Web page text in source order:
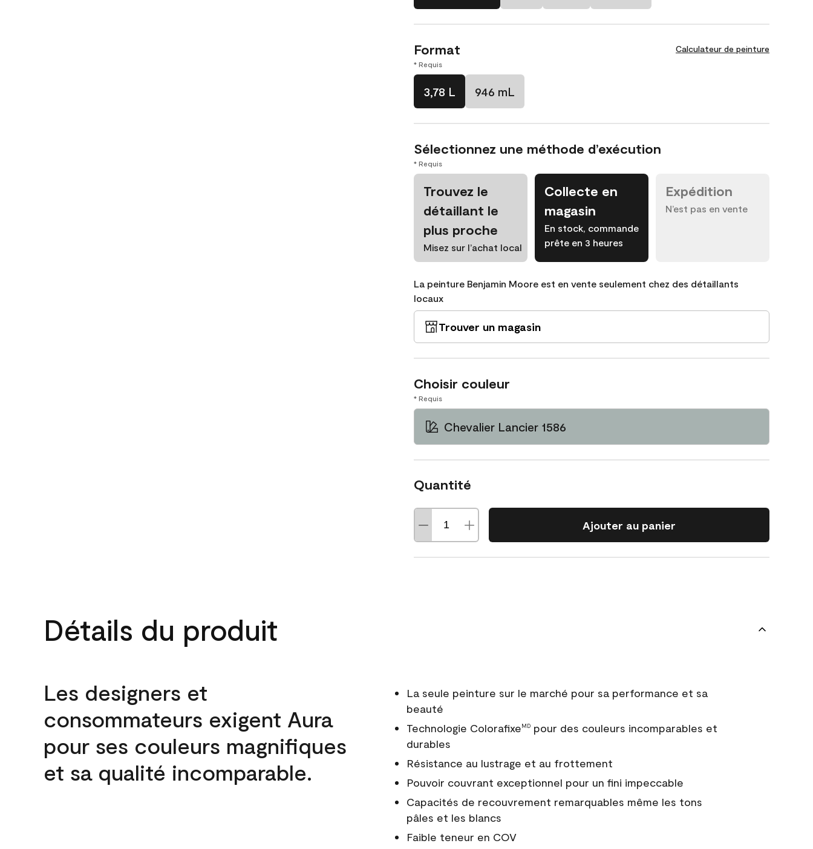
Format Calculateur de peinture
* Requis
3,78 L 946 mL
Sélectionnez une méthode d’exécution
* Requis
Trouvez le
détaillant le
plus proche
Misez sur l’achat local
Collecte en
magasin
En stock, commande
prête en 3 heures
Expédition
N’est pas en vente
La peinture Benjamin Moore est en vente seulement chez des détaillants
locaux
Trouver un magasin
Choisir couleur
* Requis
Chevalier Lancier 1586
Quantité
Ajouter au panier
Détails du produit
Les designers et
consommateurs exigent Aura
pour ses couleurs magnifiques
et sa qualité incomparable.
La seule peinture sur le marché pour sa performance et sa
beauté
Technologie ColorafixeMDpour des couleurs incomparables et
durables
Résistance au lustrage et au frottement
Pouvoir couvrant exceptionnel pour un fini impeccable
Capacités de recouvrement remarquables même les tons
pâles et les blancs
Faible teneur en COV